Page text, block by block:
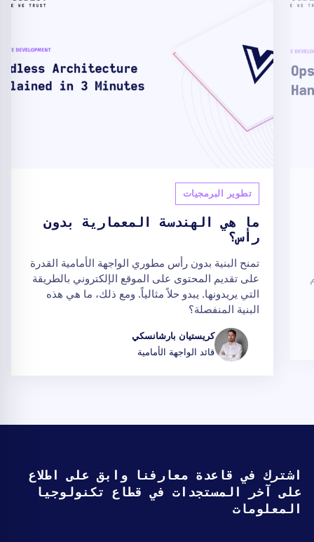
تطوير البرمجيات
ما هي الهندسة المعمارية بدون
رأس؟
تمنح البنية بدون رأس مطوري الواجهة الأمامية القدرة
على تقديم المحتوى على الموقع الإلكتروني بالطريقة
التي يريدونها. يبدو حلاً مثالياً. ومع ذلك، ما هي هذه
البنية المنفصلة؟
كريستيان بارشانسكي
قائد الواجهة الأمامية
اشترك في قاعدة معارفنا وابق على اطلاع
على آخر المستجدات في قطاع تكنولوجيا
المعلومات